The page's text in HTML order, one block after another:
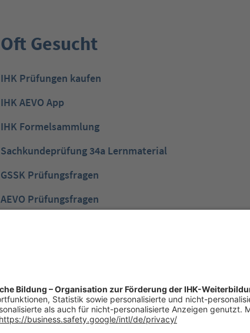
Oft Gesucht
IHK Prüfungen kaufen
IHK AEVO App
IHK Formelsammlung
Sachkundeprüfung 34a Lernmaterial
GSSK Prüfungsfragen
AEVO Prüfungsfragen
NTG Industriemeister